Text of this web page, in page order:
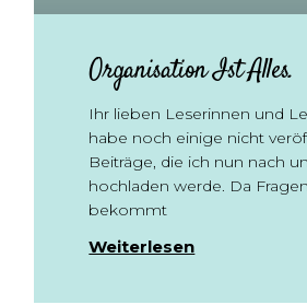
Organisation Ist Alles.
Ihr lieben Leserinnen und
habe noch einige nicht
Beiträge, die ich nun nach
hochladen werde. Da
bekommt
Weiterlesen